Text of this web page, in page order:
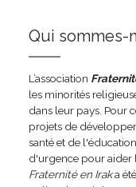
Qui sommes-
L’association
les minorités
dans leur pays. Pour
projets de
santé et de
d'urgence pour aider
Fraternité en Iraka